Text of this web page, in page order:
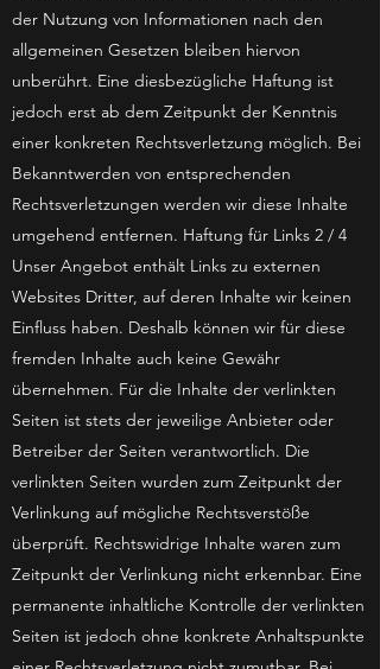
der Nutzung von Informationen nach den
allgemeinen Gesetzen bleiben hiervon
unberührt. Eine diesbezügliche Haftung ist
jedoch erst ab dem Zeitpunkt der Kenntnis
einer konkreten Rechtsverletzung möglich. Bei
Bekanntwerden von entsprechenden
Rechtsverletzungen werden wir diese Inhalte
umgehend entfernen. Haftung für Links 2 / 4
Unser Angebot enthält Links zu externen
Websites Dritter, auf deren Inhalte wir keinen
Einfluss haben. Deshalb können wir für diese
fremden Inhalte auch keine Gewähr
übernehmen. Für die Inhalte der verlinkten
Seiten ist stets der jeweilige Anbieter oder
Betreiber der Seiten verantwortlich. Die
verlinkten Seiten wurden zum Zeitpunkt der
Verlinkung auf mögliche Rechtsverstöße
überprüft. Rechtswidrige Inhalte waren zum
Zeitpunkt der Verlinkung nicht erkennbar. Eine
permanente inhaltliche Kontrolle der verlinkten
Seiten ist jedoch ohne konkrete Anhaltspunkte